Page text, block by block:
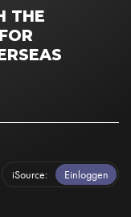
THE
iSource Einloggen